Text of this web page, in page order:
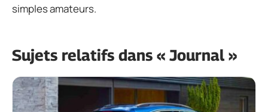
simples amateurs.
Sujets relatifs dans « Journal »